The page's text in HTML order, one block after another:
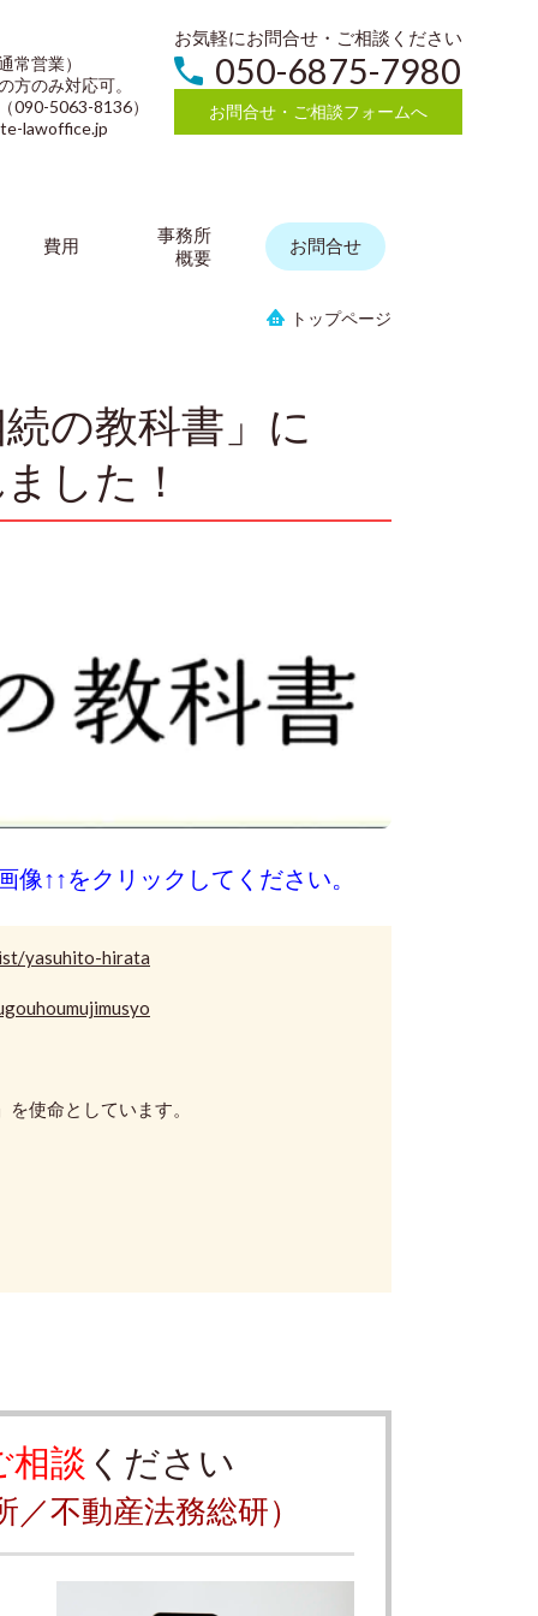
常営業）
のみ対応可。
090-5063-8136）
lawoffice.jp
お気軽にお問合せ・ご相談ください
050-6875-7980
お問合せ・ご相談フォームへ
費用
事務所
概要
お問合せ
トップページ
の教科書」に
した！
↑↑をクリックしてください。
yasuhito-hirata
使命としています。
相談 ください
不動産法務総研）